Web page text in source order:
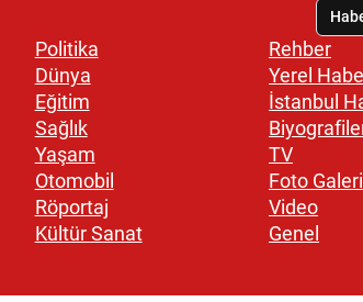
Politika
Dünya
Eğitim
Sağlık
Yaşam
Otomobil
Röportaj
Kültür Sanat
Rehber
Yerel
İstanbul
TV
Foto Galeri
Video
Genel